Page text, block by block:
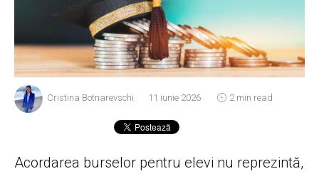
Cristina Botnarevschi 11 iunie 2026 2 min read
Acordarea burselor pentru elevi nu reprezintă,